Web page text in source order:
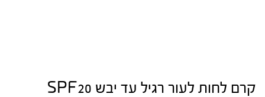
קרם לחות לעור רגיל עד יבש SPF20